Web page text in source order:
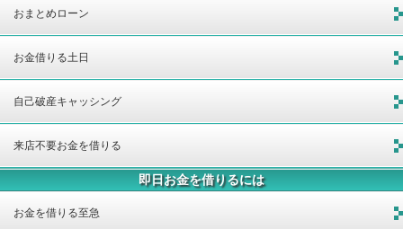
おまとめローン
お金借りる土日
自己破産キャッシング
来店不要お金を借りる
即日お金を借りるには
お金を借りる至急